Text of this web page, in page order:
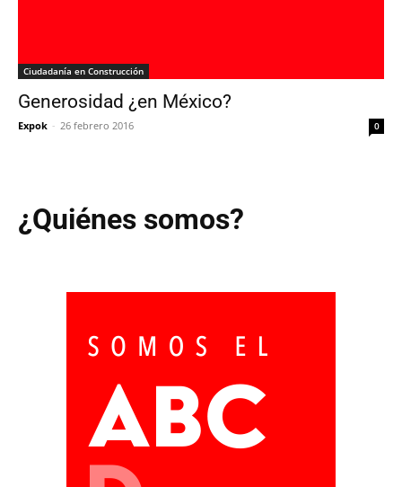
Ciudadanía en Construcción
Generosidad ¿en México?
Expok - 26 febrero 2016 0
¿Quiénes somos?